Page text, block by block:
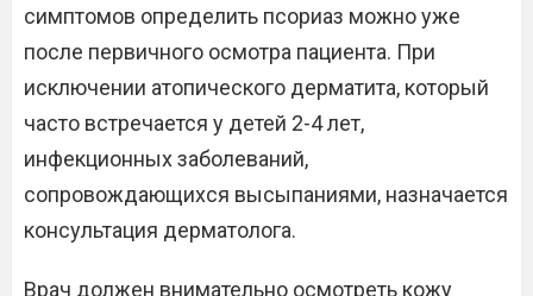
симптомов определить псориаз можно уже
после первичного осмотра пациента. При
исключении атопического дерматита, который
часто встречается у детей 2-4 лет,
инфекционных заболеваний,
сопровождающихся высыпаниями, назначается
консультация дерматолога.
Врач должен внимательно осмотреть кожу